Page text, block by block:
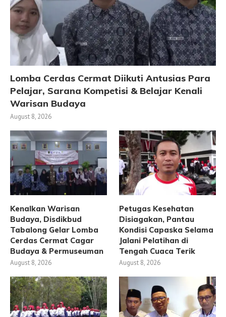
Lomba Cerdas Cermat Diikuti Antusias Para
Pelajar, Sarana Kompetisi & Belajar Kenali
Warisan Budaya
August 8, 2026
Kenalkan Warisan
Budaya, Disdikbud
Tabalong Gelar Lomba
Cerdas Cermat Cagar
Budaya & Permuseuman
August 8, 2026
Petugas Kesehatan
Disiagakan, Pantau
Kondisi Capaska Selama
Jalani Pelatihan di
Tengah Cuaca Terik
August 8, 2026